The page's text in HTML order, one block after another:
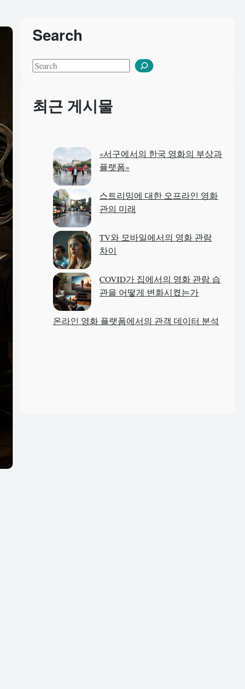
Search
S
r최근 게시물
«서구에서의 한국 영화의 부상과
플랫폼»
스트리밍에 대한 오프라인 영화
관의 미래
TV와 모바일에서의 영화 관람
차이
COVID가 집에서의 영화 관람 습
관을 어떻게 변화시켰는가
온라인 영화 플랫폼에서의 관객 데이터 분석